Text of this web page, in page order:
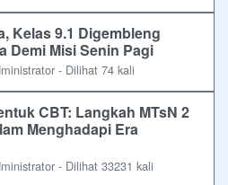
Kelas 9.1 Digembleng
Demi Misi Senin Pagi
- Dilihat 74 kali
CBT: Langkah MTsN 2
Menghadapi Era
- Dilihat 33231 kali